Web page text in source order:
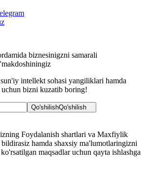
hamda shaxsiy ma'lumotlaringizni
maqsadlar uchun qayta ishlashga
biznesinigzni samarali
intellekt sohasi yangiliklari hamda
bizni kuzatib boring!
Qo'shilishQo'shilish
Foydalanish shartlari va Maxfiylik
hamda shaxsiy ma'lumotlaringizni
maqsadlar uchun qayta ishlashga